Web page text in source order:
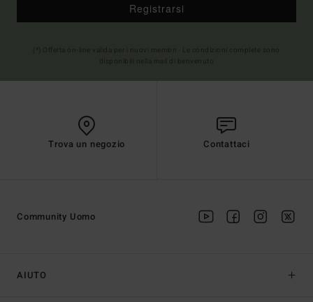
Registrarsi
Trova un negozio Contattaci
AIUTO
Community Uomo